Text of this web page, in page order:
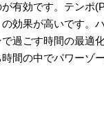
有効です。テンポ
効果が高いです。
過ごす時間の最適
間の中でパワーゾ